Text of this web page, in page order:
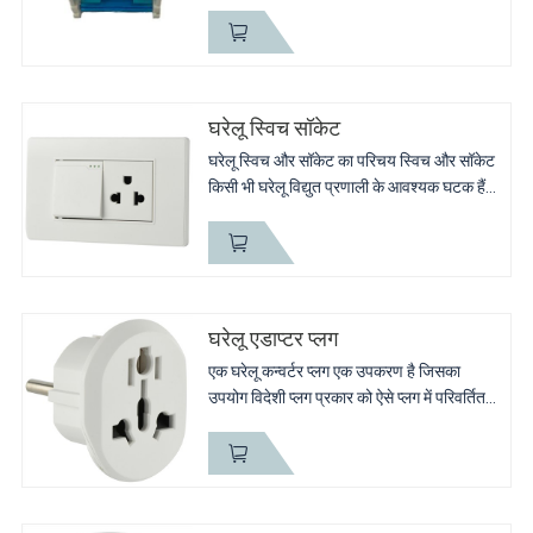
कनेक्शनों को प्रबंधित करने और उन्हें नमी, धूल और
गर्मी...
घरेलू स्विच सॉकेट
घरेलू स्विच और सॉकेट का परिचय स्विच और सॉकेट
किसी भी घरेलू विद्युत प्रणाली के आवश्यक घटक हैं।
प्रवाह को नियंत्रित करने के लिए एक सुरक्षित और
विश्वसनीय...
घरेलू एडाप्टर प्लग
एक घरेलू कन्वर्टर प्लग एक उपकरण है जिसका
उपयोग विदेशी प्लग प्रकार को ऐसे प्लग में परिवर्तित
जाने वाले विद्युत आउटलेट के साथ संगत होता है।
यह...